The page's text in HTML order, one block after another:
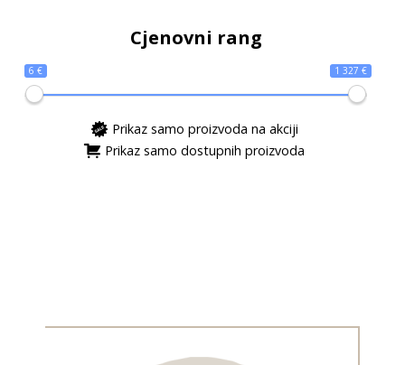
Cjenovni rang
6 € 1 327 €
Prikaz samo proizvoda na akciji
Prikaz samo dostupnih proizvoda